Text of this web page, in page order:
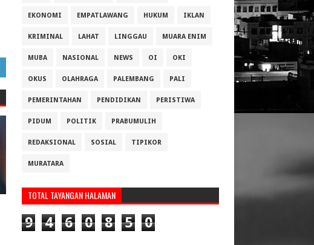
EKONOMI EMPATLAWANG HUKUM IKLAN
KRIMINAL LAHAT LINGGAU MUARA ENIM
MUBA NASIONAL NEWS OI OKI
OKUS OLAHRAGA PALEMBANG PALI
PEMERINTAHAN PENDIDIKAN PERISTIWA
PIDUM POLITIK PRABUMULIH
REDAKSIONAL SOSIAL TIPIKOR
MURATARA
TOTAL TAYANGAN HALAMAN
9 4 6 0 8 5 0